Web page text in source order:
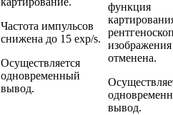
Частота импульсов
снижена до 15 exp/s.
Осуществляется
одновременный
вывод.
функция
изображения
отменена.
вывод.